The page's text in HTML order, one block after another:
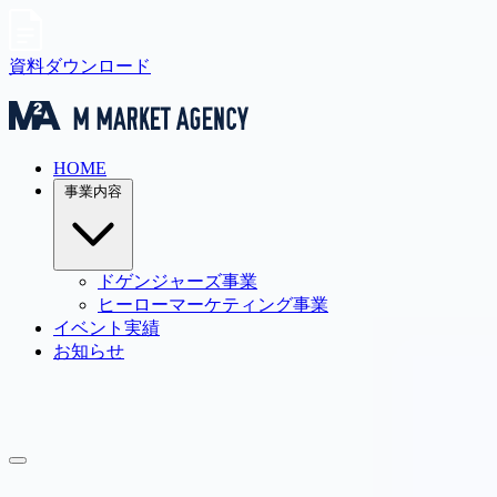
資料ダウンロード
HOME
事業内容
ドゲンジャーズ事業
ヒーローマーケティング事業
イベント実績
お知らせ